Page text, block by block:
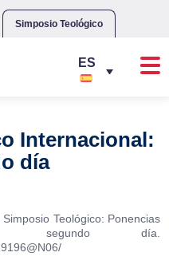
Simposio Teológico
Internacional:
día
Teológico: Ponencias
segundo día.